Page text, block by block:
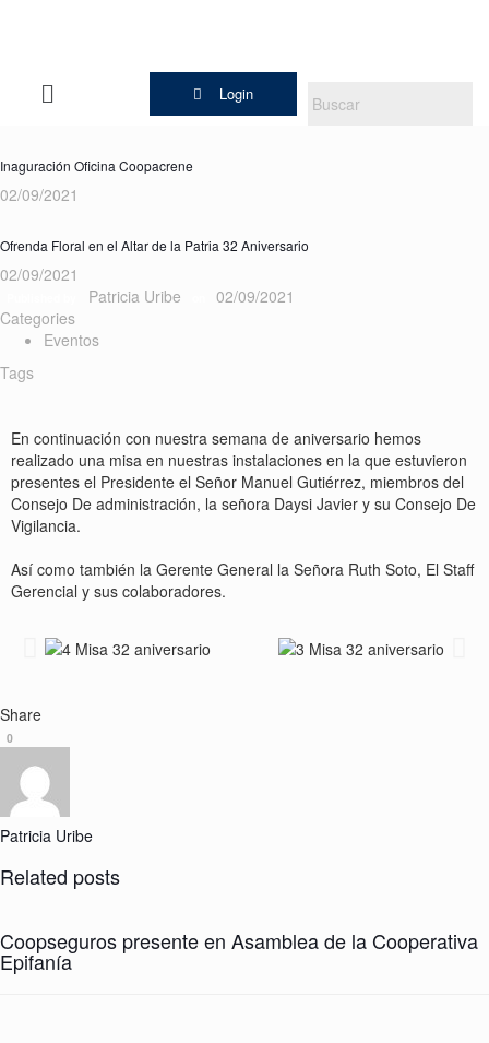
Login
Inaguración Oficina Coopacrene
02/09/2021
Ofrenda Floral en el Altar de la Patria 32 Aniversario
02/09/2021
Patricia Uribe
02/09/2021
Categories
Eventos
Tags
En continuación con nuestra semana de aniversario hemos
realizado una misa en nuestras instalaciones en la que estuvieron
presentes el Presidente el Señor Manuel Gutiérrez, miembros del
Consejo De administración, la señora Daysi Javier y su Consejo De
Vigilancia.
Así como también la Gerente General la Señora Ruth Soto, El Staff
Gerencial y sus colaboradores.
Share
0
Patricia Uribe
Related posts
Coopseguros presente en Asamblea de la Cooperativa
Epifanía